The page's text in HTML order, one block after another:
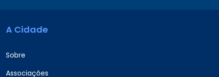
A Cidade
Sobre
Associações